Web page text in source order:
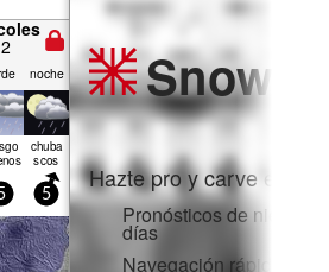
noche
chuba
scos
5
Snow
Hazte pro y carve en:
Pronósticos de nieve
días
Navegación rápida sin